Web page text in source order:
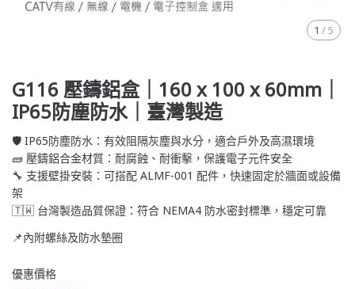
1 /5
G116 壓鑄鋁盒｜160 x 100 x 60mm｜
IP65防塵防水｜臺灣製造
🛡️ IP65防塵防水：有效阻隔灰塵與水分，適合戶外及高濕環境
🧱 壓鑄鋁合金材質：耐腐蝕、耐衝擊，保護電子元件安全
🔧 支援壁掛安裝：可搭配 ALMF-001 配件，快速固定於牆面或設備
架
🇹🇼 台灣製造品質保證：符合 NEMA4 防水密封標準，穩定可靠
📌內附螺絲及防水墊圈
優惠價格